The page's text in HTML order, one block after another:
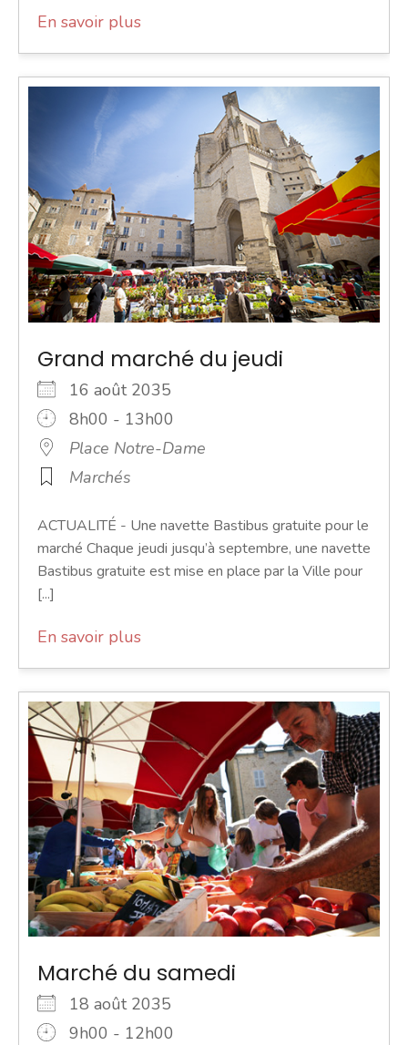
En savoir plus
Grand marché du jeudi
16 août 2035
8h00 - 13h00
Place Notre-Dame
Marchés
ACTUALITÉ - Une navette Bastibus gratuite pour le
marché Chaque jeudi jusqu’à septembre, une navette
Bastibus gratuite est mise en place par la Ville pour
[...]
En savoir plus
Marché du samedi
18 août 2035
9h00 - 12h00